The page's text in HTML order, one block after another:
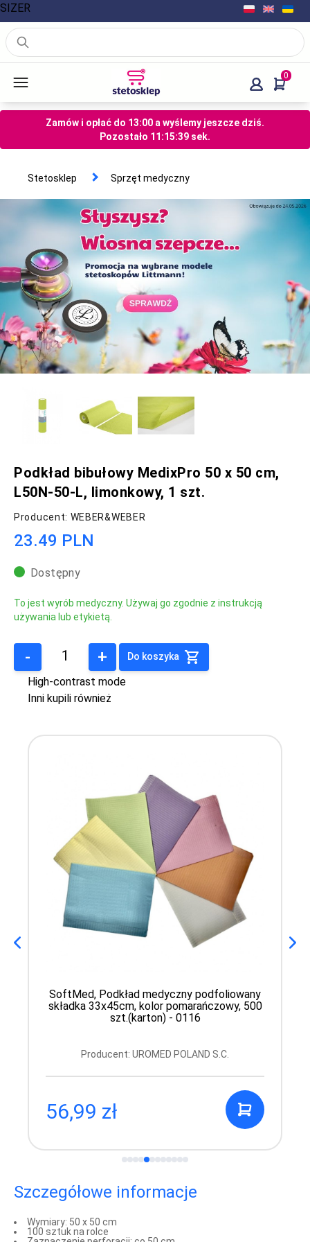
0
Zamów i opłać do 13:00 a wyślemy jeszcze dziś.
Pozostało 11:15:38 sek.
Stetosklep Sprzęt medyczny
Podkład bibułowy MedixPro 50 x 50 cm,
L50N-50-L, limonkowy, 1 szt.
Producent: WEBER&WEBER
23.49 PLN
Dostępny
To jest wyrób medyczny. Używaj go zgodnie z instrukcją
używania lub etykietą.
- + Do koszyka
High-contrast mode
Inni kupili również
SoftMed, Podkład medyczny podfoliowany
składka 33x45cm, kolor pomarańczowy, 500
szt.(karton) - 0116
Producent: UROMED POLAND S.C.
56,99 zł
Szczegółowe informacje
Wymiary: 50 x 50 cm
100 sztuk na rolce
SIZER